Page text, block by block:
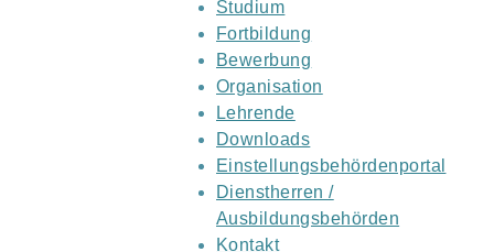
Studium
Fortbildung
Bewerbung
Organisation
Lehrende
Downloads
Einstellungsbehördenportal
Dienstherren /
Ausbildungsbehörden
Kontakt